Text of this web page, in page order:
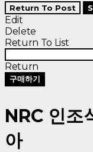
Return To Post
Edit
Delete
Return To List
Return
구매하기
NRC 인조
아